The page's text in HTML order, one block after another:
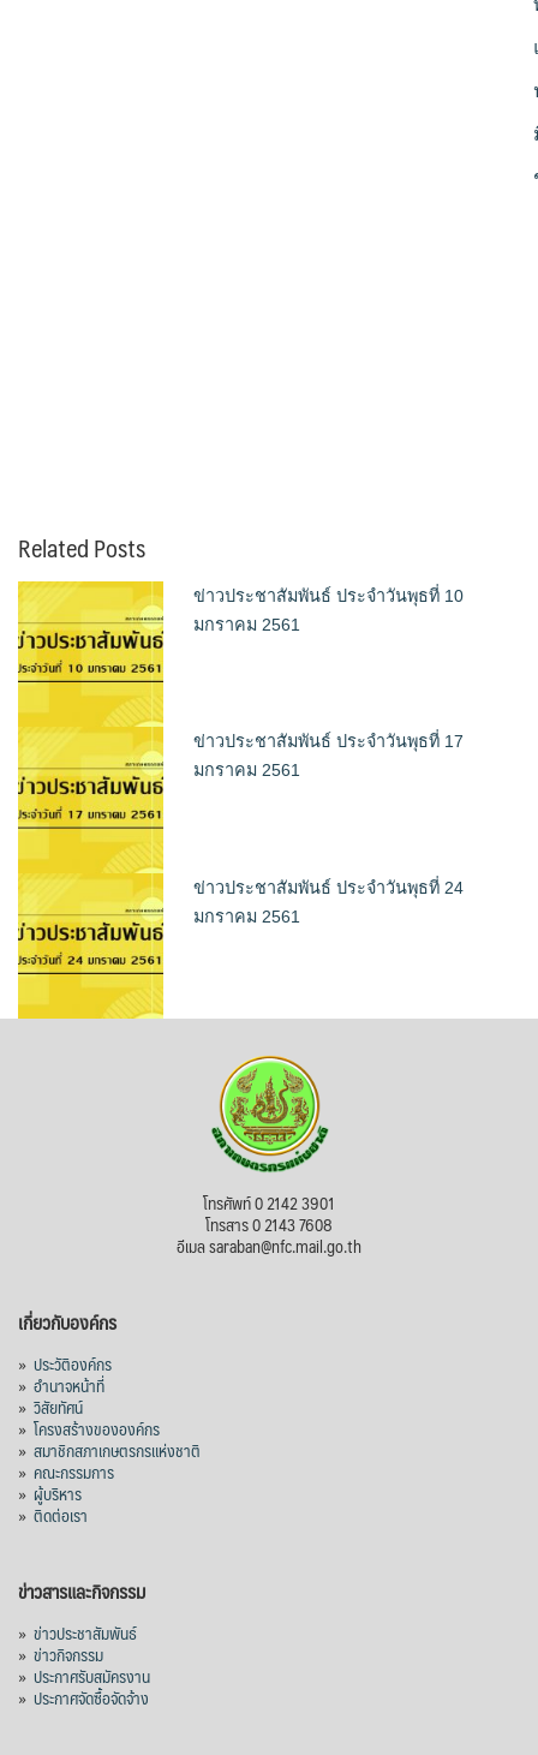
Related Posts
ข่าวประชาสัมพันธ์ ประจำวันพุธที่ 10
มกราคม 2561
ข่าวประชาสัมพันธ์ ประจำวันพุธที่ 17
มกราคม 2561
ข่าวประชาสัมพันธ์ ประจำวันพุธที่ 24
มกราคม 2561
โทรศัพท์ 0 2142 3901
โทรสาร 0 2143 7608
อีเมล saraban@nfc.mail.go.th
เกี่ยวกับองค์กร
» ประวัติองค์กร
» อำนาจหน้าที่
» วิสัยทัศน์
» โครงสร้างขององค์กร
» สมาชิกสภาเกษตรกรแห่งชาติ
» คณะกรรมการ
» ผู้บริหาร
» ติดต่อเรา
ข่าวสารและกิจกรรม
» ข่าวประชาสัมพันธ์
» ข่าวกิจกรรม
» ประกาศรับสมัครงาน
» ประกาศจัดซื้อจัดจ้าง